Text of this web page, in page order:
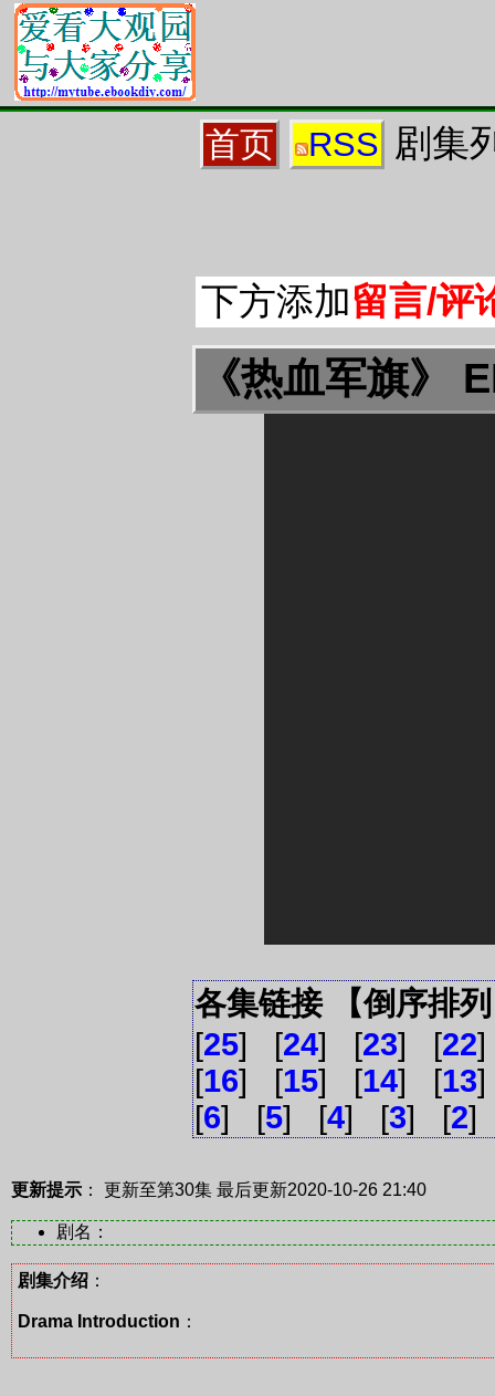
首页 RSS 剧集
下方添加留言/评
《热血军旗》
各集链接 【倒序排
[25] [24] [23] [22
[16] [15] [14] [13
[6] [5] [4] [3] [2]
更新提示 ： 更新至第30集 最后更新2020-10-26 21:40
剧名：
剧集介绍 ：
Drama Introduction ：